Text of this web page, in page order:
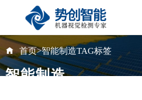
首页>智能制造TAG标签
智能制造